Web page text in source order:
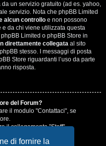
di fornire la
un servizio gratuito (ad es. yahoo,
servizio. Nota che phpBB Limited
alcun controllo e non possono
da chi viene utilizzata questa
Limited o phpBB Store in
direttamente collegata al sito
stesso. I messaggi di posta
Store riguardanti l’uso da parte
risposta.
del Forum?
il modulo "Contattaci", se
il collegamento "Staff".